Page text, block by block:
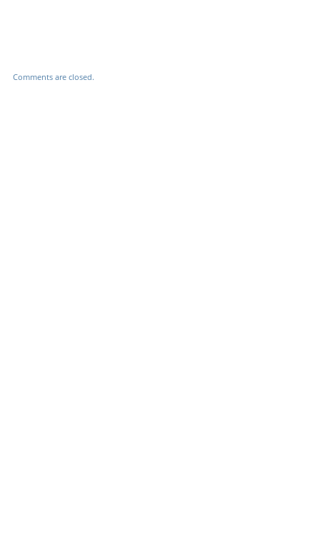
Comments are closed.